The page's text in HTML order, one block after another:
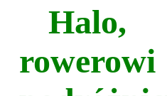
Halo,
rowerowi